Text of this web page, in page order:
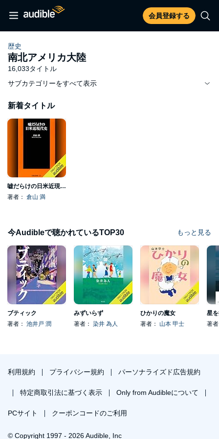
会員登録する
歴史
南北アメリカ大陸
16,033タイトル
サブカテゴリーをすべて表示
新着タイトル
嘘だらけの日米近現代史
著者： 倉山 満
今Audibleで聴かれているTOP30 もっと見る
ブティック
著者： 池井戸 潤
みずいらず
著者： 染井 為人
ひかりの魔女
著者： 山本 甲士
星
著
利用規約 プライバシー規約 パーソナライズド広告規約
特定商取引法に基づく表示 Only from Audibleについて
PCサイト クーポンコードのご利用
© Copyright 1997 - 2026 Audible, Inc